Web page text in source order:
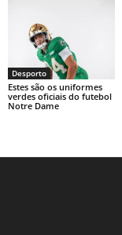
Desporto
Estes são os uniformes
verdes oficiais do futebol
Notre Dame